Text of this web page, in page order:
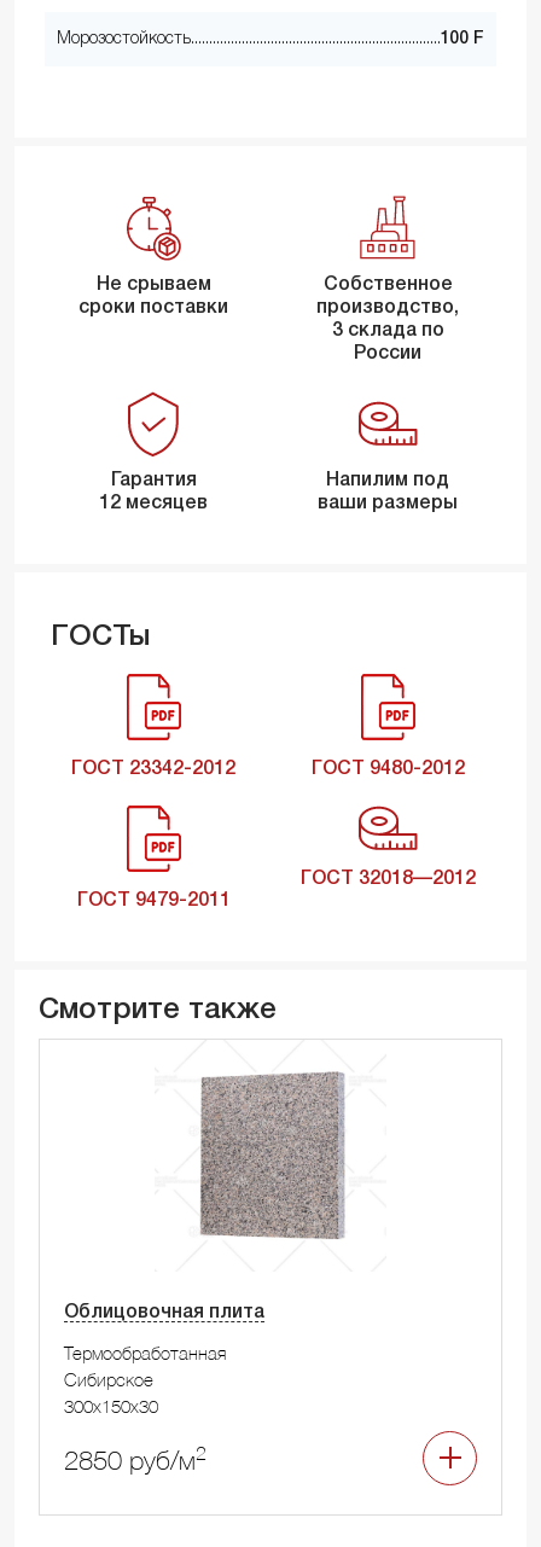
Морозостойкость 100 F
Не срываем
сроки поставки
Собственное
производство,
3 склада по
России
Гарантия
12 месяцев
Напилим под
ваши размеры
ГОСТы
ГОСТ 23342-2012 ГОСТ 9480-2012
ГОСТ 9479-2011
ГОСТ 32018—2012
Смотрите также
Облицовочная плита
Термообработанная
Сибирское
300x150x30
2850 руб/м2